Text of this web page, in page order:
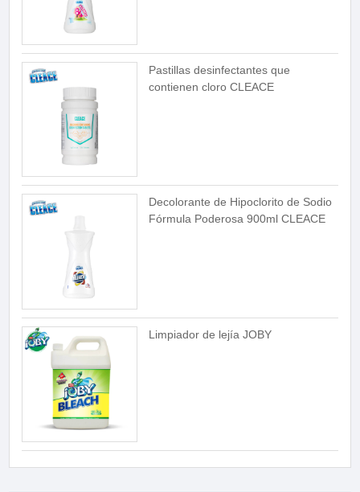
Pastillas desinfectantes que
contienen cloro CLEACE
Decolorante de Hipoclorito de Sodio
Fórmula Poderosa 900ml CLEACE
Limpiador de lejía JOBY